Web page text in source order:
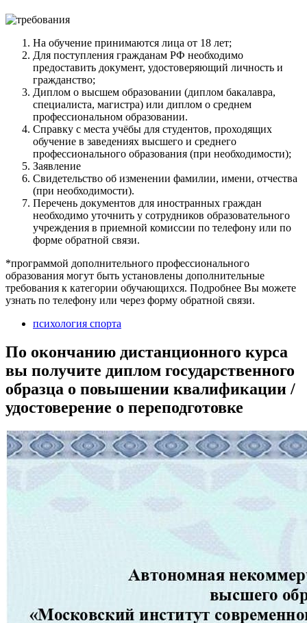
На обучение принимаются лица от 18 лет;
Для поступления гражданам РФ необходимо
предоставить документ, удостоверяющий личность и
гражданство;
Диплом о высшем образовании (диплом бакалавра,
специалиста, магистра) или диплом о среднем
профессиональном образовании.
Справку с места учёбы для студентов, проходящих
обучение в заведениях высшего и среднего
профессионального образования (при необходимости);
Заявление
Свидетельство об изменении фамилии, имени, отчества
(при необходимости).
Перечень документов для иностранных граждан
необходимо уточнить у сотрудников образовательного
учреждения в приемной комиссии по телефону или по
форме обратной связи.
*программой дополнительного профессионального
образования могут быть установлены дополнительные
требования к категории обучающихся. Подробнее Вы можете
узнать по телефону или через форму обратной связи.
психология спорта
По окончанию дистанционного курса
вы получите диплом государственного
образца о повышении квалификации /
удостоверение о переподготовке